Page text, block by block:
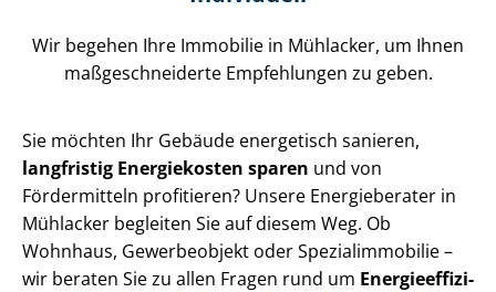
Wir begehen Ihre Immobilie in Mühlacker, um Ihnen
maß­ge­schnei­der­te Empfehlungen zu geben.
Sie möchten Ihr Gebäude energetisch sanieren,
langfristig Energiekosten sparen und von
Fördermitteln profitieren? Unsere Energieberater in
Mühlacker begleiten Sie auf diesem Weg. Ob
Wohnhaus, Gewerbeobjekt oder Spe­zi­al­im­mo­bi­lie –
wir beraten Sie zu allen Fragen rund um En­er­gie­ef­fi­zi­